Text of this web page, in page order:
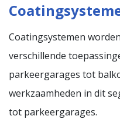
Coatingsystemen
verschillende
parkeergarages tot
werkzaamheden in dit
tot parkeergarages.